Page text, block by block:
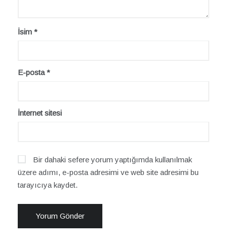
İsim *
E-posta*
İnternet sitesi
Bir dahaki sefere yorum yaptığımda kullanılmak
üzere adımı, e-posta adresimi ve web site adresimi bu
tarayıcıya kaydet.